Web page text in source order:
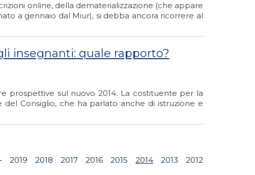
online, della dematerializzazione (che appare
a gennaio dal Miur), si debba ancora ricorrere al
insegnanti: quale rapporto?
prospettive sul nuovo 2014. La costituente per la
Consiglio, che ha parlato anche di istruzione e
2019 2018 2017 2016 2015 2014 2013 2012